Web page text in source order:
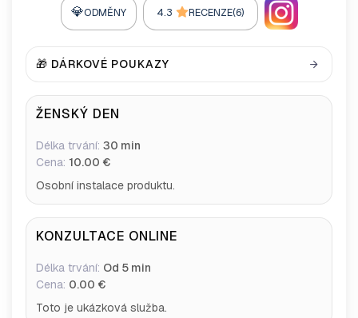
💎ODMĚNY 4.3 RECENZE(6)
🎁 DÁRKOVÉ POUKAZY
ŽENSKÝ DEN
Délka trvání: 30 min
Cena: 10.00 €
Osobní instalace produktu.
KONZULTACE ONLINE
Délka trvání: Od 5 min
Cena: 0.00 €
Toto je ukázková služba.